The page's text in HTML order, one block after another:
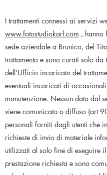
I trattamenti connessi ai servizi
www.fotostudiokarl.com , hanno
sede aziendale a Brunico, del
trattamento e sono curati solo da
dell'Ufficio incaricato del
eventuali incaricati di
manutenzione. Nessun dato dal
viene comunicato o diffuso (art
personali forniti dagli utenti che
richieste di invio di materiale
utilizzati al solo fine di eseguire
prestazione richiesta e sono